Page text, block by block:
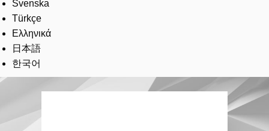
Svenska
Türkçe
Ελληνικά
日本語
한국어